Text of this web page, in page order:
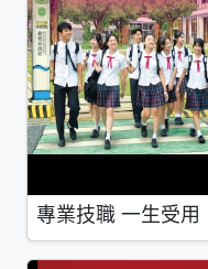
專業技職 一生受用